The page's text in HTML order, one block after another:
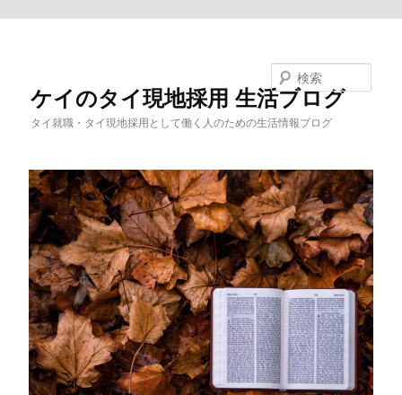
ケイのタイ現地採用 生活ブログ
タイ就職・タイ現地採用として働く人のための生活情報ブログ